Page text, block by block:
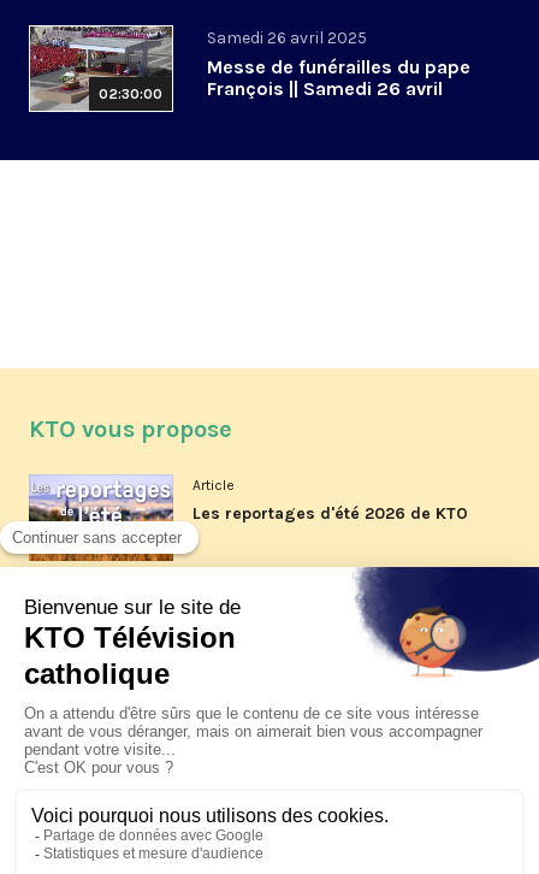
02:30:00
Samedi 26 avril 2025
Messe de funérailles du pape
François || Samedi 26 avril
KTO vous propose
Article
Les reportages d'été 2026 de KTO
Article
La visite pastorale du pape Léon
XIV à Assise à suivre sur KTO le
Article
Le pape en Uruguay, Argentine et